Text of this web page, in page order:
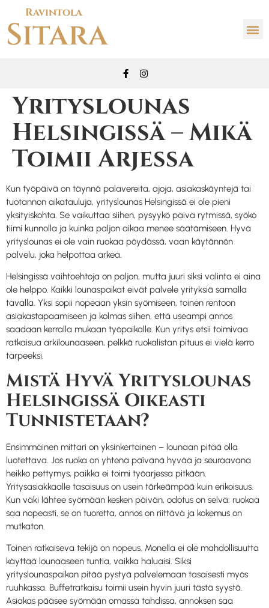
Ravintola
Sitara
Yrityslounas
Helsingissä – Mikä
Toimii Arjessa
Kun työpäivä on täynnä palavereita, ajoja, asiakaskäyntejä tai
tuotannon aikatauluja, yrityslounas Helsingissä ei ole pieni
yksityiskohta. Se vaikuttaa siihen, pysyykö päivä rytmissä, syökö
tiimi kunnolla ja kuinka paljon aikaa menee säätämiseen. Hyvä
yrityslounas ei ole vain ruokaa pöydässä, vaan käytännön
palvelu, joka helpottaa arkea.
Helsingissä vaihtoehtoja on paljon, mutta juuri siksi valinta ei aina
ole helppo. Kaikki lounaspaikat eivät palvele yrityksiä samalla
tavalla. Yksi sopii nopeaan yksin syömiseen, toinen rentoon
asiakastapaamiseen ja kolmas siihen, että useampi annos
saadaan kerralla mukaan työpaikalle. Kun yritys etsii toimivaa
ratkaisua arkilounaaseen, pelkkä ruokalistan pituus ei vielä kerro
tarpeeksi.
Mistä Hyvä Yrityslounas
Helsingissä Oikeasti
Tunnistetaan?
Ensimmäinen mittari on yksinkertainen – lounaan pitää olla
luotettava. Jos ruoka on yhtenä päivänä hyvää ja seuraavana
heikko pettymys, paikka ei toimi työarjessa pitkään.
Yritysasiakkaalle tasaisuus on usein tärkeämpää kuin erikoisuus.
Kun väki lähtee syömään kesken päivän, odotus on selvä: ruokaa
saa nopeasti, se on tuoretta, annos on riittävä ja kokemus on
mutkaton.
Toinen ratkaiseva tekijä on nopeus. Monella ei ole mahdollisuutta
käyttää lounaaseen tuntia, vaikka haluaisi. Siksi
yrityslounaspaikan pitää pystyä palvelemaan tasaisesti myös
ruuhkassa. Buffetratkaisu toimii usein hyvin juuri tästä syystä.
Asiakas pääsee syömään omassa tahdissa, annoksen saa